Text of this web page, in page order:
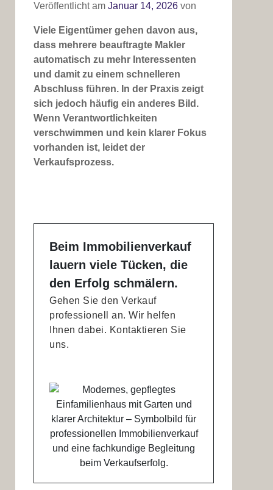
Veröffentlicht am Januar 14, 2026 von
Viele Eigentümer gehen davon aus,
dass mehrere beauftragte Makler
automatisch zu mehr Interessenten
und damit zu einem schnelleren
Abschluss führen. In der Praxis zeigt
sich jedoch häufig ein anderes Bild.
Wenn Verantwortlichkeiten
verschwimmen und kein klarer Fokus
vorhanden ist, leidet der
Verkaufsprozess.
Beim Immobilienverkauf
lauern viele Tücken, die
den Erfolg schmälern.
Gehen Sie den Verkauf
professionell an. Wir helfen
Ihnen dabei. Kontaktieren Sie
uns.